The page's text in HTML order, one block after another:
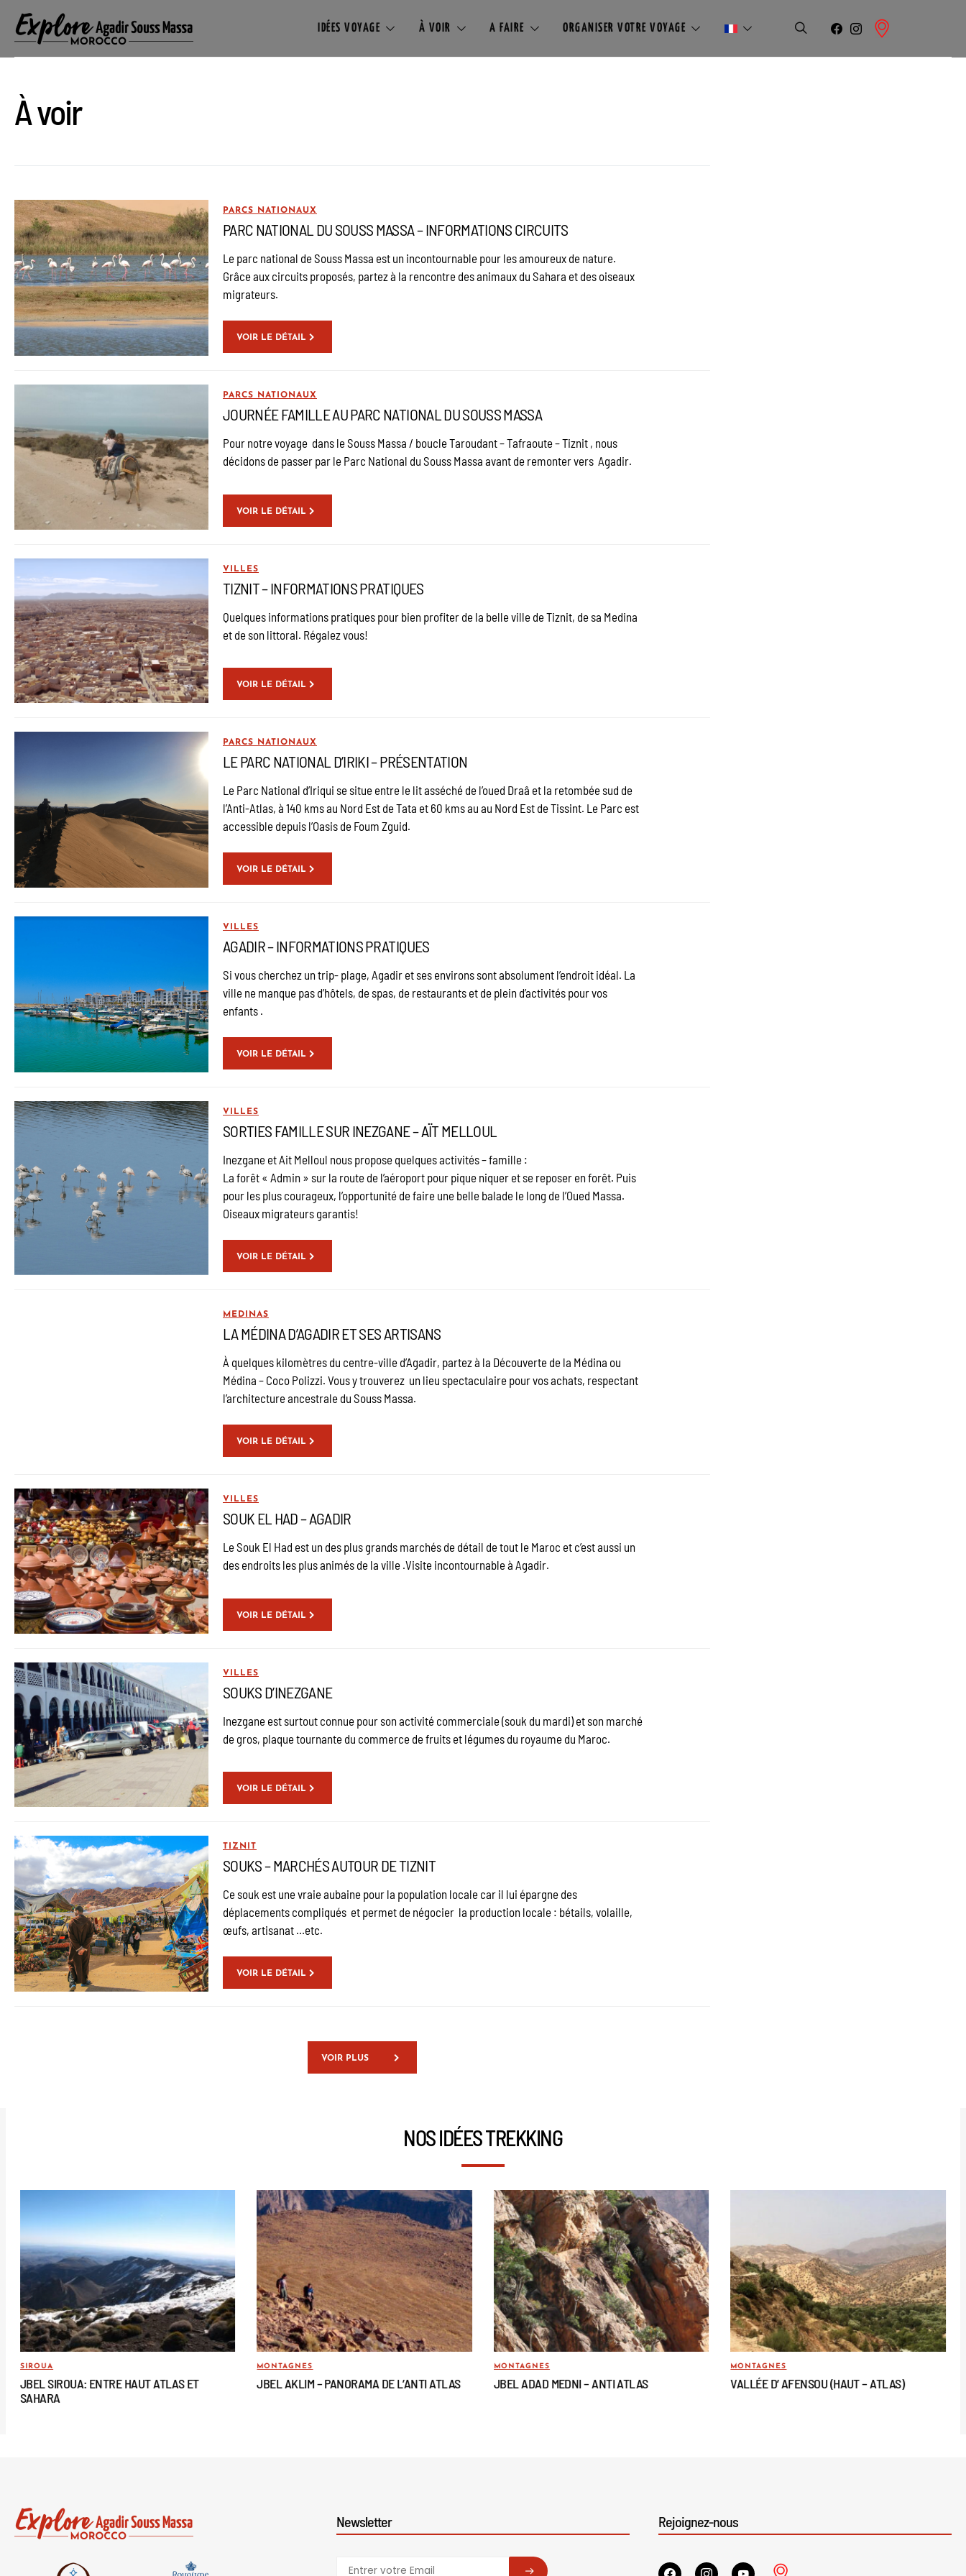
IDÉES VOYAGE À VOIR A FAIRE ORGANISER VOTRE VOYAGE
À voir
PARCS NATIONAUX
PARC NATIONAL DU SOUSS MASSA – INFORMATIONS CIRCUITS
Le parc national de Souss Massa est un incontournable pour les amoureux de nature.
Grâce aux circuits proposés, partez à la rencontre des animaux du Sahara et des oiseaux
migrateurs.
VOIR LE DÉTAIL
PARCS NATIONAUX
JOURNÉE FAMILLE AU PARC NATIONAL DU SOUSS MASSA
Pour notre voyage dans le Souss Massa / boucle Taroudant – Tafraoute – Tiznit , nous
décidons de passer par le Parc National du Souss Massa avant de remonter vers Agadir.
VOIR LE DÉTAIL
VILLES
TIZNIT – INFORMATIONS PRATIQUES
Quelques informations pratiques pour bien profiter de la belle ville de Tiznit, de sa Medina
et de son littoral. Régalez vous!
VOIR LE DÉTAIL
PARCS NATIONAUX
LE PARC NATIONAL D’IRIKI – PRÉSENTATION
Le Parc National d’Iriqui se situe entre le lit asséché de l’oued Draâ et la retombée sud de
l’Anti-Atlas, à 140 kms au Nord Est de Tata et 60 kms au au Nord Est de Tissint. Le Parc est
accessible depuis l’Oasis de Foum Zguid.
VOIR LE DÉTAIL
VILLES
AGADIR – INFORMATIONS PRATIQUES
Si vous cherchez un trip- plage, Agadir et ses environs sont absolument l’endroit idéal. La
ville ne manque pas d’hôtels, de spas, de restaurants et de plein d’activités pour vos
enfants .
VOIR LE DÉTAIL
VILLES
SORTIES FAMILLE SUR INEZGANE – AÏT MELLOUL
Inezgane et Ait Melloul nous propose quelques activités – famille :
La forêt « Admin » sur la route de l’aéroport pour pique niquer et se reposer en forêt. Puis
pour les plus courageux, l’opportunité de faire une belle balade le long de l’Oued Massa.
Oiseaux migrateurs garantis!
VOIR LE DÉTAIL
MEDINAS
LA MÉDINA D’AGADIR ET SES ARTISANS
À quelques kilomètres du centre-ville d’Agadir, partez à la Découverte de la Médina ou
Médina – Coco Polizzi. Vous y trouverez un lieu spectaculaire pour vos achats, respectant
l’architecture ancestrale du Souss Massa.
VOIR LE DÉTAIL
VILLES
SOUK EL HAD – AGADIR
Le Souk El Had est un des plus grands marchés de détail de tout le Maroc et c’est aussi un
des endroits les plus animés de la ville .Visite incontournable à Agadir.
VOIR LE DÉTAIL
VILLES
SOUKS D’INEZGANE
Inezgane est surtout connue pour son activité commerciale (souk du mardi) et son marché
de gros, plaque tournante du commerce de fruits et légumes du royaume du Maroc.
VOIR LE DÉTAIL
TIZNIT
SOUKS – MARCHÉS AUTOUR DE TIZNIT
Ce souk est une vraie aubaine pour la population locale car il lui épargne des
déplacements compliqués et permet de négocier la production locale : bétails, volaille,
œufs, artisanat …etc.
VOIR LE DÉTAIL
VOIR PLUS
NOS IDÉES TREKKING
SIROUA
JBEL SIROUA: ENTRE HAUT ATLAS ET
SAHARA
MONTAGNES
JBEL AKLIM – PANORAMA DE L’ANTI ATLAS
MONTAGNES
JBEL ADAD MEDNI – ANTI ATLAS
MONTAGNES
VALLÉE D’ AFENSOU (HAUT – ATLAS)
Newsletter
SUBSCRIBE
Rejoignez-nous